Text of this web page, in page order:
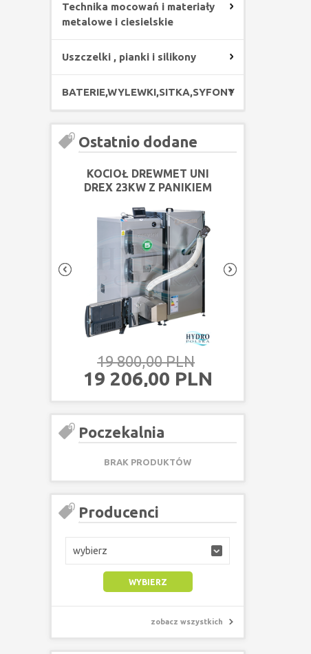
Technika mocowań i materiały
metalowe i ciesielskie
Uszczelki , pianki i silikony
BATERIE,WYLEWKI,SITKA,SYFONY
Ostatnio dodane
KOCIOŁ DREWMET UNI
DREX 23KW Z PANIKIEM
19 800,00 PLN
19 206,00 PLN
Poczekalnia
BRAK PRODUKTÓW
Producenci
wybierz
zobacz wszystkich